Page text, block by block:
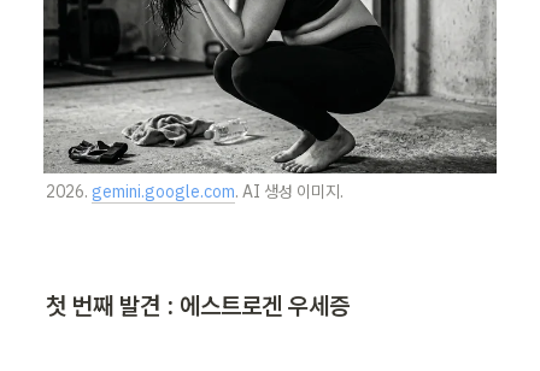
2026. gemini.google.com. AI 생성 이미지.
첫 번째 발견 : 에스트로겐 우세증